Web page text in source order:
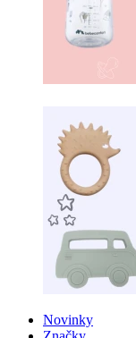
Novinky